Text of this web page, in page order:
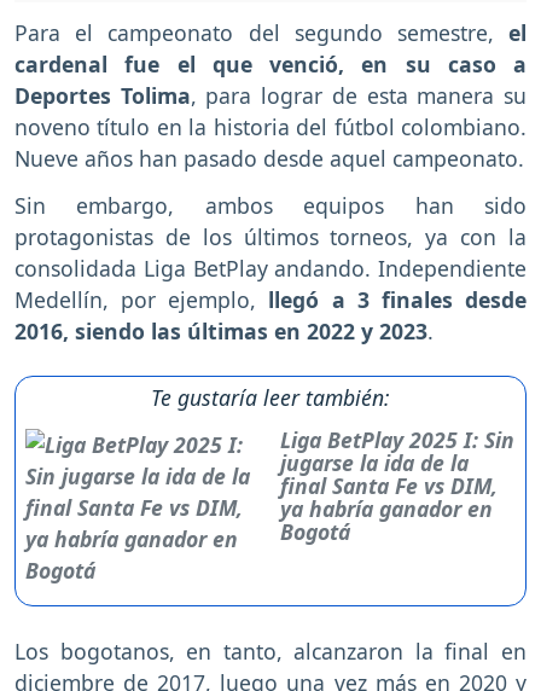
Para el campeonato del segundo semestre, el
cardenal fue el que venció, en su caso a
Deportes Tolima, para lograr de esta manera su
noveno título en la historia del fútbol colombiano.
Nueve años han pasado desde aquel campeonato.
Sin embargo, ambos equipos han sido
protagonistas de los últimos torneos, ya con la
consolidada Liga BetPlay andando. Independiente
Medellín, por ejemplo, llegó a 3 finales desde
2016, siendo las últimas en 2022 y 2023.
Te gustaría leer también:
Liga BetPlay 2025 I: Sin
jugarse la ida de la
final Santa Fe vs DIM,
ya habría ganador en
Bogotá
Los bogotanos, en tanto, alcanzaron la final en
diciembre de 2017, luego una vez más en 2020 y